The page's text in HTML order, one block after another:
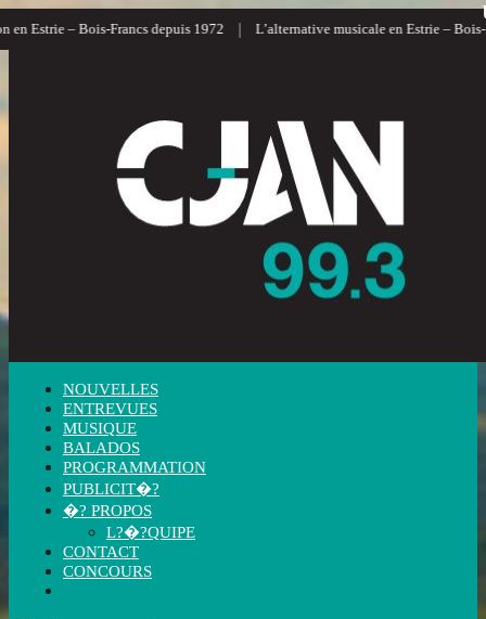
Estrie – Bois-Francs depuis 1972 L’alternative musicale en Estrie – Bois-
NOUVELLES
ENTREVUES
MUSIQUE
BALADOS
PROGRAMMATION
PUBLICIT�?
�? PROPOS
L?�?QUIPE
CONTACT
CONCOURS